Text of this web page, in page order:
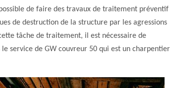
de faire des travaux de traitement préventif
de destruction de la structure par les agressions
tâche de traitement, il est nécessaire de
service de GW couvreur 50 qui est un charpentier